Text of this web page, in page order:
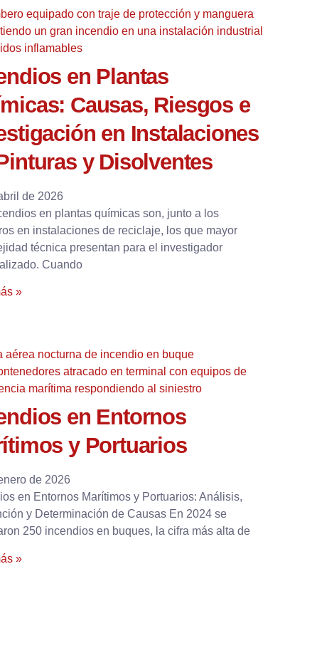
en Plantas
Causas, Riesgos e
en Instalaciones
y Disolventes
de 2026
en plantas químicas son, junto a los
en instalaciones de reciclaje, los que mayor
técnica presentan para el investigador
Cuando
»
en Entornos
y Portuarios
de 2026
en Entornos Marítimos y Portuarios: Análisis,
y Determinación de Causas En 2024 se
250 incendios en buques, la cifra más alta de
»